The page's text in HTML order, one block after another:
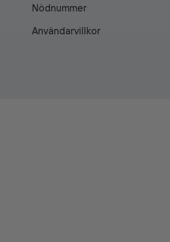
Nödnummer
Användarvillkor